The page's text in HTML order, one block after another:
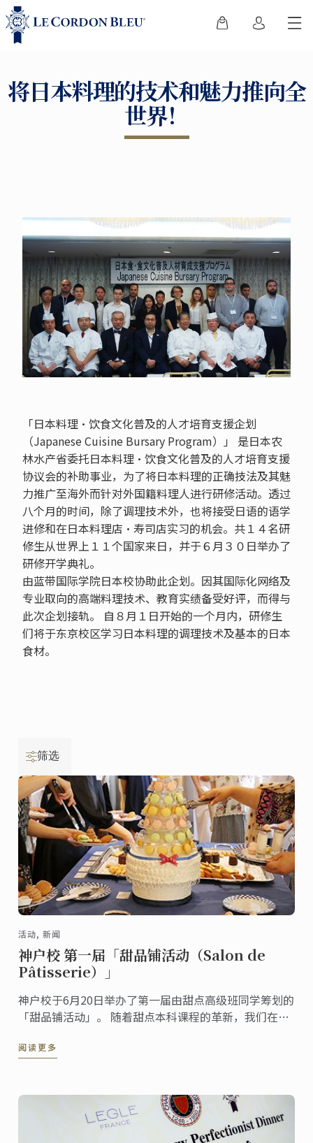
将日本料理的技术和魅力推向全
世界！
「日本料理•饮食文化普及的人才培育支援企划
（Japanese Cuisine Bursary Program）」 是日本农
林水产省委托日本料理•饮食文化普及的人才培育支援
协议会的补助事业，为了将日本料理的正确技法及其魅
力推广至海外而针对外国籍料理人进行研修活动。透过
八个月的时间，除了调理技术外，也将接受日语的语学
进修和在日本料理店•寿司店实习的机会。共１４名研
修生从世界上１１个国家来日，并于６月３０日举办了
研修开学典礼。
由蓝带国际学院日本校协助此企划。因其国际化网络及
专业取向的高端料理技术、教育实绩备受好评，而得与
此次企划接轨。 自８月１日开始的一个月内，研修生
们将于东京校区学习日本料理的调理技术及基本的日本
食材。
筛选
活动, 新闻
神户校 第一届「甜品铺活动（Salon de
Pâtisserie）」
神户校于6月20日举办了第一届由甜点高级班同学筹划的
「甜品铺活动」。 随着甜点本科课程的革新，我们在新
学的一环，活动以自助餐会形式提供给宾客们各式各样
阅读更多